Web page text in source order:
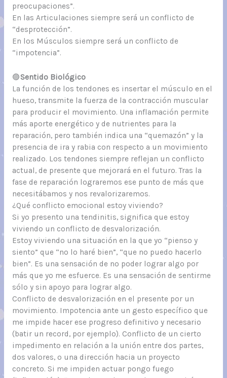
preocupaciones”.
En las Articulaciones siempre será un conflicto de
“desprotección”.
En los Músculos siempre será un conflicto de
“impotencia”.
🟣Sentido Biológico
La función de los tendones es insertar el músculo en el
hueso, transmite la fuerza de la contracción muscular
para producir el movimiento. Una inflamación permite
más aporte energético y de nutrientes para la
reparación, pero también indica una “quemazón” y la
presencia de ira y rabia con respecto a un movimiento
realizado. Los tendones siempre reflejan un conflicto
actual, de presente que mejorará en el futuro. Tras la
fase de reparación lograremos ese punto de más que
necesitábamos y nos revalorizaremos.
¿Qué conflicto emocional estoy viviendo?
Si yo presento una tendinitis, significa que estoy
viviendo un conflicto de desvalorización.
Estoy viviendo una situación en la que yo “pienso y
siento” que “no lo haré bien”, “que no puedo hacerlo
bien”. Es una sensación de no poder lograr algo por
más que yo me esfuerce. Es una sensación de sentirme
sólo y sin apoyo para lograr algo.
Conflicto de desvalorización en el presente por un
movimiento. Impotencia ante un gesto específico que
me impide hacer ese progreso definitivo y necesario
(batir un record, por ejemplo). Conflicto de un cierto
impedimento en relación a la unión entre dos partes,
dos valores, o una dirección hacia un proyecto
concreto. Si me impiden actuar pongo fuego